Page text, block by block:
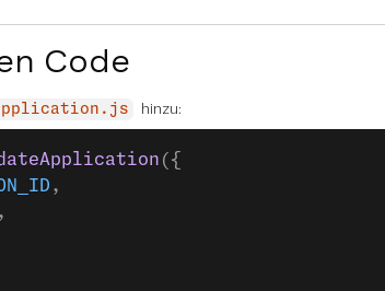
Code
hinzu:
({
,
,